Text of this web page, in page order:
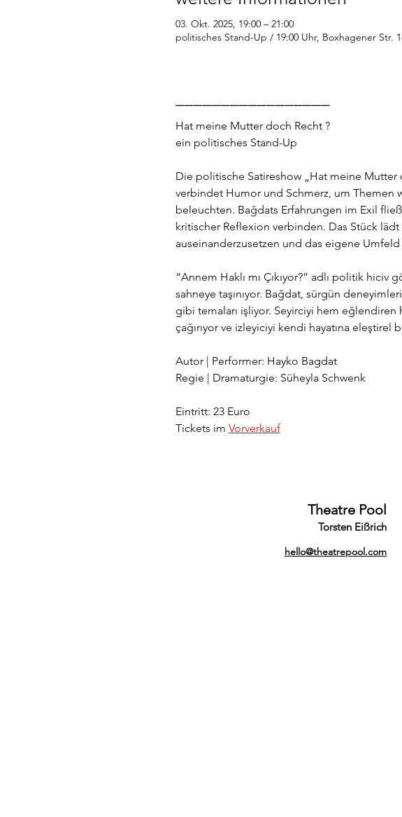
03. Okt. 2025, 19:00 – 21:00
politisches Stand-Up / 19:00 Uhr, Boxhagener Str.
Hat meine Mutter doch Recht ?
ein politisches Stand-Up
Die politische Satireshow „Hat meine Mutter
verbindet Humor und Schmerz, um
beleuchten. Bağdats Erfahrungen im Exil
kritischer Reflexion verbinden. Das Stück
auseinanderzusetzen und das eigene
“Annem Haklı mı Çıkıyor?” adlı politik hiciv
sahneye taşınıyor. Bağdat, sürgün
gibi temaları işliyor. Seyirciyi hem
çağırıyor ve izleyiciyi kendi hayatına eleştirel
Autor | Performer: Hayko Bagdat
Regie | Dramaturgie: Süheyla Schwenk
Eintritt: 23 Euro
Tickets im Vorverkauf
Theatre Pool
Torsten Eißrich
hello@theatrepool.com